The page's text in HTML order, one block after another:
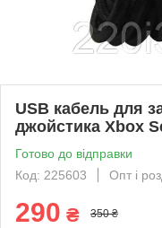
USB кабель для
джойстика Xbox
Готово до відправки
Код: 225603
Опт і
290 ₴ 350 ₴